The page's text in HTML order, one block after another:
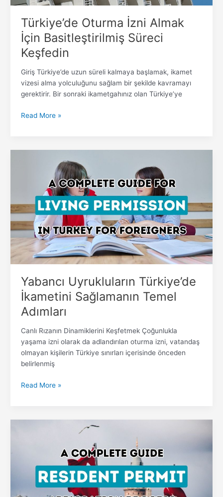
Türkiye’de Oturma İzni Almak
İçin Basitleştirilmiş Süreci
Keşfedin
Giriş Türkiye’de uzun süreli kalmaya başlamak, ikamet
vizesi alma yolculuğunu sağlam bir şekilde kavramayı
gerektirir. Bir sonraki ikametgahınız olan Türkiye’ye
Read More »
Yabancı Uyrukluların Türkiye’de
İkametini Sağlamanın Temel
Adımları
Canlı Rızanın Dinamiklerini Keşfetmek Çoğunlukla
yaşama izni olarak da adlandırılan oturma izni, vatandaş
olmayan kişilerin Türkiye sınırları içerisinde önceden
belirlenmiş
Uyrukluların
Türkiye’de
İkametini
Sağlamanın
Temel
Adımları
Read More »
Başvurusunda
Gezinmeye